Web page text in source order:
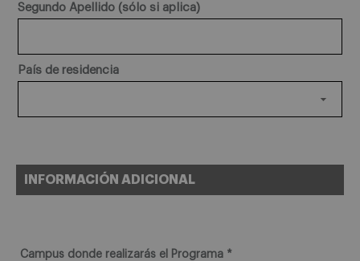
Segundo Apellido (sólo si aplica)
País de residencia
INFORMACIÓN ADICIONAL
Campus donde realizarás el Programa *